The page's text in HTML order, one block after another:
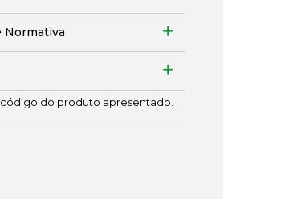
Normativa
do produto apresentado.